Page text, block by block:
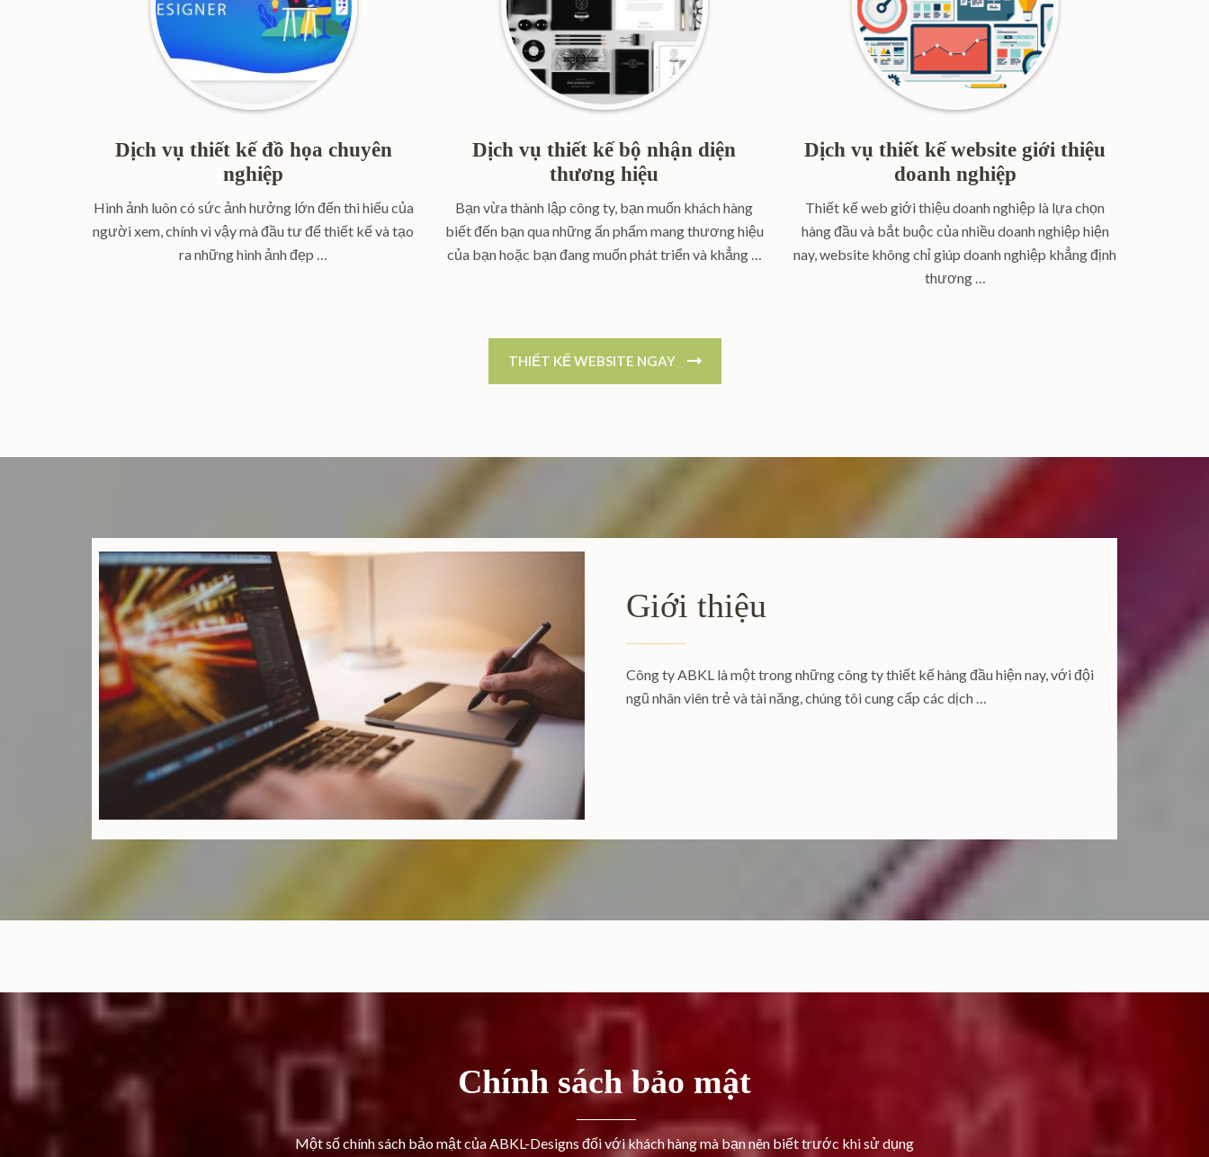
Dịch vụ thiết kế đồ họa chuyên
nghiệp
Hình ảnh luôn có sức ảnh hưởng lớn đến thi hiếu của
người xem, chính vì vậy mà đầu tư để thiết kế và tạo
ra những hình ảnh đẹp …
Dịch vụ thiết kế bộ nhận diện
thương hiệu
Bạn vừa thành lập công ty, bạn muốn khách hàng
biết đến bạn qua những ấn phẩm mang thương hiệu
của bạn hoặc bạn đang muốn phát triển và khẳng …
Dịch vụ thiết kế website giới thiệu
doanh nghiệp
Thiết kế web giới thiệu doanh nghiệp là lựa chọn
hàng đầu và bắt buộc của nhiều doanh nghiệp hiện
nay, website không chỉ giúp doanh nghiệp khẳng định
thương …
THIẾT KẾ WEBSITE NGAY
Giới thiệu
Công ty ABKL là một trong những công ty thiết kế hàng đầu hiện nay, với đội
ngũ nhân viên trẻ và tài năng, chúng tôi cung cấp các dịch …
Chính sách bảo mật
Một số chính sách bảo mật của ABKL-Designs đối với khách hàng mà bạn nên biết trước khi sử dụng